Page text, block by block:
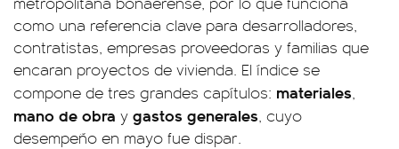
como una referencia clave para desarrolladores,
contratistas, empresas proveedoras y familias que
encaran proyectos de vivienda. El índice se
compone de tres grandes capítulos: materiales,
mano de obra y gastos generales, cuyo
desempeño en mayo fue dispar.